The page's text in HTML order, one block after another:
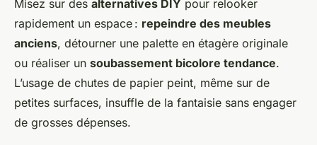
Misez sur des alternatives DIY pour relooker
rapidement un espace : repeindre des meubles
anciens, détourner une palette en étagère originale
ou réaliser un soubassement bicolore tendance.
L’usage de chutes de papier peint, même sur de
petites surfaces, insuffle de la fantaisie sans engager
de grosses dépenses.